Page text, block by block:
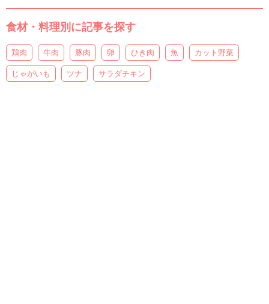
食材・料理別に記事を探す
鶏肉 牛肉 豚肉 卵 ひき肉 魚 カット野菜
じゃがいも ツナ サラダチキン